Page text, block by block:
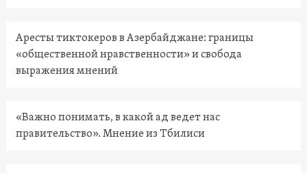
Аресты тиктокеров в Азербайджане: границы
«общественной нравственности» и свобода
выражения мнений
«Важно понимать, в какой ад ведет нас
правительство». Мнение из Тбилиси